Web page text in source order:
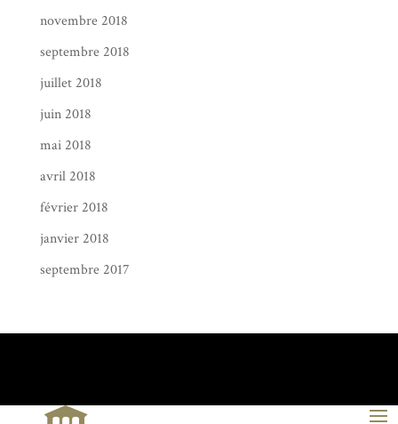
novembre 2018
septembre 2018
juillet 2018
juin 2018
mai 2018
avril 2018
février 2018
janvier 2018
septembre 2017